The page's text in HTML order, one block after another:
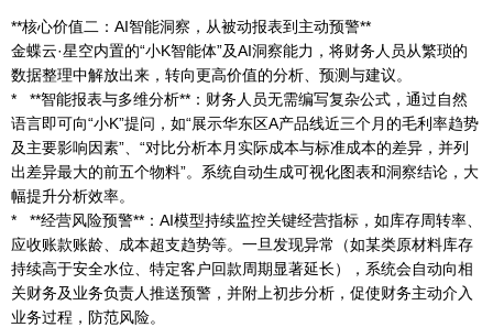
**核心价值二：AI智能洞察，从被动报表到主动预警**
金蝶云·星空内置的“小K智能体”及AI洞察能力，将财务人员从繁琐的
数据整理中解放出来，转向更高价值的分析、预测与建议。
* **智能报表与多维分析**：财务人员无需编写复杂公式，通过自然
语言即可向“小K”提问，如“展示华东区A产品线近三个月的毛利率趋势
及主要影响因素”、“对比分析本月实际成本与标准成本的差异，并列
出差异最大的前五个物料”。系统自动生成可视化图表和洞察结论，大
幅提升分析效率。
* **经营风险预警**：AI模型持续监控关键经营指标，如库存周转率、
应收账款账龄、成本超支趋势等。一旦发现异常（如某类原材料库存
持续高于安全水位、特定客户回款周期显著延长），系统会自动向相
关财务及业务负责人推送预警，并附上初步分析，促使财务主动介入
业务过程，防范风险。